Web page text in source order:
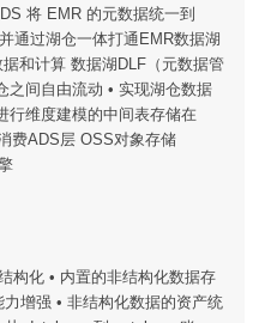
将 EMR 的元数据统一到
通过湖仓一体打通EMR数据湖
和计算 数据湖DLF（元数据管
之间自由流动 • 实现湖仓数据
行维度建模的中间表存储在
费ADS层 OSS对象存储
构化 • 内置的非结构化数据存
增强 • 非结构化数据的资产统